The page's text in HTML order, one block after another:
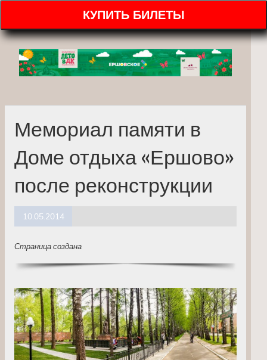
КУПИТЬ БИЛЕТЫ
Мемориал памяти в
Доме отдыха «Ершово»
после реконструкции
10.05.2014
Страница создана